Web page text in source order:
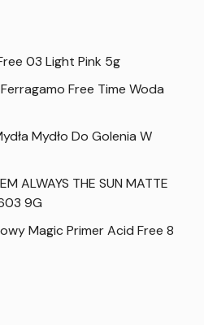
03 Light Pink 5g
Free Time Woda
Mydło Do Golenia W
ALWAYS THE SUN MATTE
9G
Magic Primer Acid Free 8